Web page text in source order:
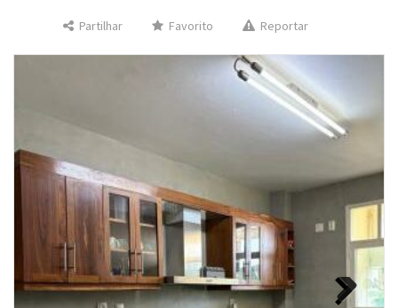
Partilhar Favorito Reportar